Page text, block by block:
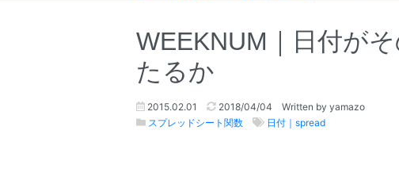
WEEKNUM｜日付が
たるか
2015.02.01 2018/04/04
Written by yamazo
スプレッドシート関数
日付｜spread